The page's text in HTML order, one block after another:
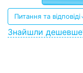
Питання та
Знайшли